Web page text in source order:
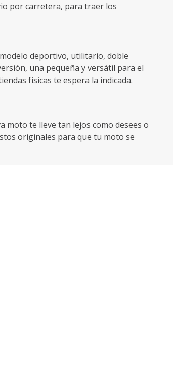
por carretera, para traer los
deportivo, utilitario, doble
una pequeña y versátil para el
físicas te espera la indicada.
moto te lleve tan lejos como desees o
originales para que tu moto se
robo y tengas asistencia en